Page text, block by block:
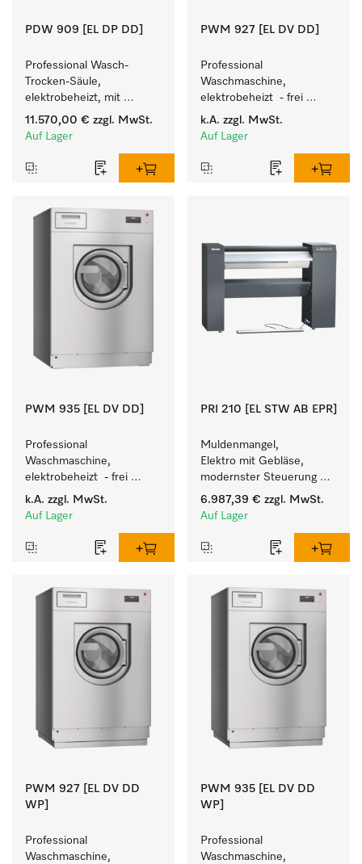
PDW 909 [EL DP DD]
Professional Wasch-
Trocken-Säule,
elektrobeheizt, mit
Laugenpumpe zum
Waschen/Trocknen auf
11.570,00 € zzgl. MwSt.
Auf Lager
PWM 927 [EL DV DD]
Professional
Waschmaschine,
elektrobeheizt  - frei
programmierbar.
Beladungsmenge 27 kg.
k.A. zzgl. MwSt.
Auf Lager
PWM 935 [EL DV DD]
Professional
Waschmaschine,
elektrobeheizt  - frei
programmierbar.
Beladungsmenge 35 kg.
k.A. zzgl. MwSt.
Auf Lager
PRI 210 [EL STW AB EPR]
Muldenmangel,
Elektro mit Gebläse,
modernster Steuerung
und flexibler Bedienhöhe.
6.987,39 € zzgl. MwSt.
Auf Lager
PWM 927 [EL DV DD
WP]
Professional
Waschmaschine,
PWM 935 [EL DV DD
WP]
Professional
Waschmaschine,